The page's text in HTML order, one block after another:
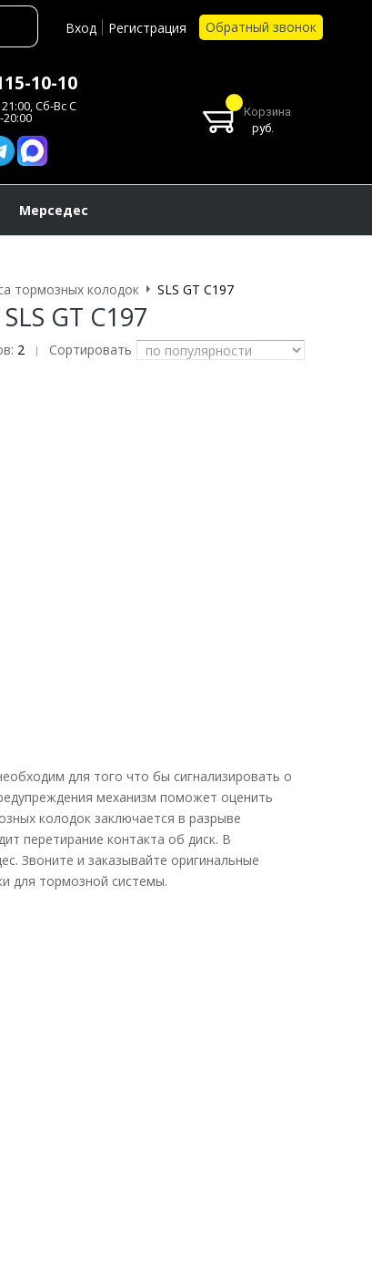
Вход Регистрация Обратный звонок
10-10
Сб-Вс С
20:00
Корзина
руб.
Мерседес
тормозных колодок SLS GT C197
GT C197
2 | Сортировать
для того что бы сигнализировать о
механизм поможет оценить
колодок заключается в разрыве
перетирание контакта об диск. В
Звоните и заказывайте оригинальные
для тормозной системы.